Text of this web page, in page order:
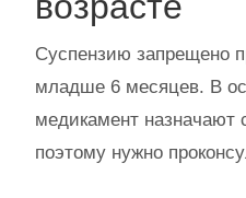
Суспензию запрещено
младше 6 месяцев. В
медикамент назначают
поэтому нужно